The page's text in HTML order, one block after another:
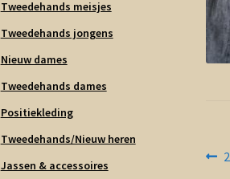
Tweedehands meisjes
Tweedehands jongens
Nieuw dames
Tweedehands dames
Positiekleding
Tweedehands/Nieuw heren
Jassen & accessoires